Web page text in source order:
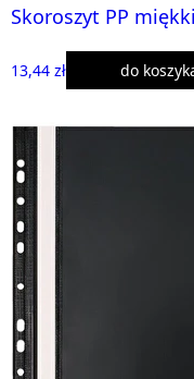
Skoroszyt PP
13,44 zł do